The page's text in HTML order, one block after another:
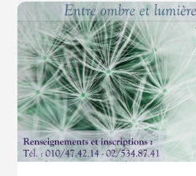
« Entre ombre et lumière : les